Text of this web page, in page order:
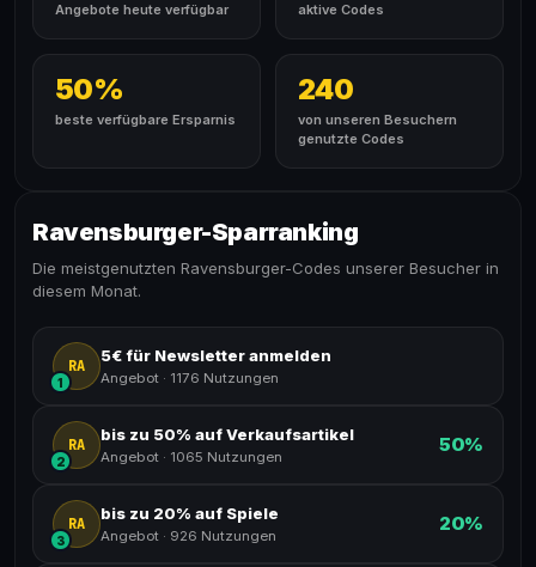
Angebote heute verfügbar aktive Codes
50%
beste verfügbare Ersparnis
240
von unseren Besuchern
genutzte Codes
Ravensburger-Sparranking
Die meistgenutzten Ravensburger-Codes unserer Besucher in
diesem Monat.
RA
1
5€ für Newsletter anmelden
Angebot · 1176 Nutzungen
RA
2
bis zu 50% auf Verkaufsartikel
Angebot · 1065 Nutzungen
50%
RA
3
bis zu 20% auf Spiele
Angebot · 926 Nutzungen
20%